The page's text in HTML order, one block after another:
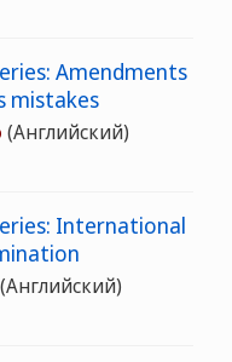
Amendments
mistakes
(Английский)
International
(Английский)